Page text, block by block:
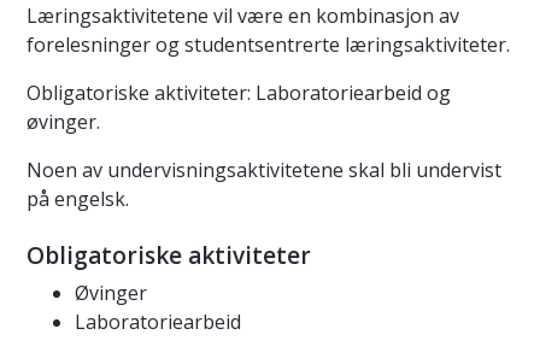
Læringsaktivitetene vil være en kombinasjon av
forelesninger og studentsentrerte læringsaktiviteter.
Obligatoriske aktiviteter: Laboratoriearbeid og
øvinger.
Noen av undervisningsaktivitetene skal bli undervist
på engelsk.
Obligatoriske aktiviteter
Øvinger
Laboratoriearbeid